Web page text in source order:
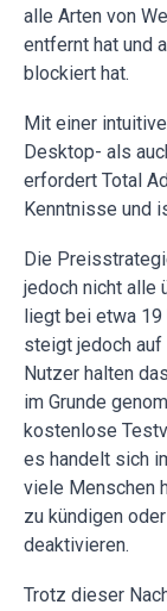
alle Arten von
entfernt hat und
blockiert hat.
Mit einer
Desktop- als
erfordert Total
Kenntnisse und
Die
jedoch nicht alle
liegt bei etwa 19
steigt jedoch auf
Nutzer halten
im Grunde
kostenlose
es handelt sich
viele Menschen
zu kündigen
deaktivieren.
Trotz dieser